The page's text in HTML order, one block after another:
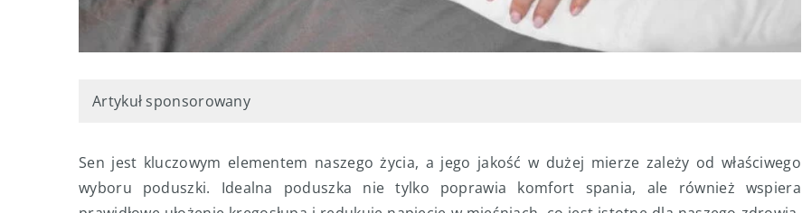
Artykuł sponsorowany
Sen jest kluczowym elementem naszego życia, a jego jakość w dużej mierze zależy od właściwego
wyboru poduszki. Idealna poduszka nie tylko poprawia komfort spania, ale również wspiera